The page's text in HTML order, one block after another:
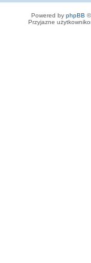
Powered by phpBB
Przyjazne